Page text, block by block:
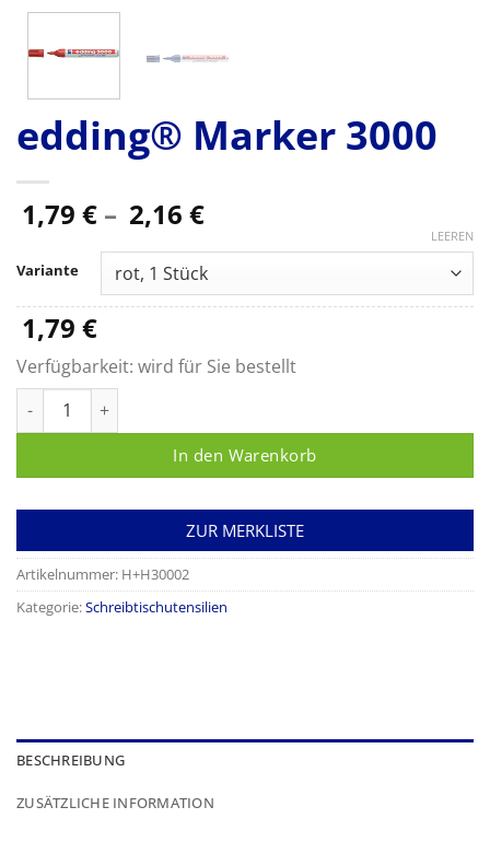
edding® Marker 3000
1,79 € – 2,16 €Preisspanne:
bis
2,16 €
Variante
LEEREN
1,79 €
Verfügbarkeit: wird für Sie bestellt
edding® Marker 3000 Menge
In den Warenkorb
ZUR MERKLISTE
Artikelnummer: H+H30002
Kategorie:Schreibtischutensilien
BESCHREIBUNG
ZUSÄTZLICHE INFORMATION